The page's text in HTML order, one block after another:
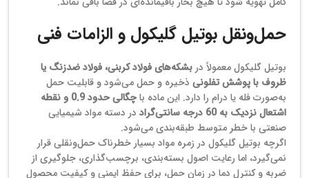
حمل‌ونقل بوتیل گلیکول و الزامات فنی
بوتیل گلیکول معمولاً در بشکه‌های فولاد کربنی، فولاد ضدزنگ یا
ظروف با پوشش تفلونی ذخیره و حمل می‌شود و قابلیت حمل
به‌صورت فله یا درام را دارد. این ماده با
چگالی حدود 0.9 و نقطه
اشتعال نزدیک به 60 درجه سانتی‌گراد
در دسته مواد شیمیایی
صنعتی با خطر متوسط طبقه‌بندی می‌شود.
اگرچه بوتیل گلیکول در زمره مواد بسیار خطرناک حمل‌ونقلی قرار
نمی‌گیرد، اما رعایت اصول بسته‌بندی، برچسب‌گذاری، جلوگیری از
ضربه و کنترل دما در زمان حمل، برای حفظ ایمنی و کیفیت محصول